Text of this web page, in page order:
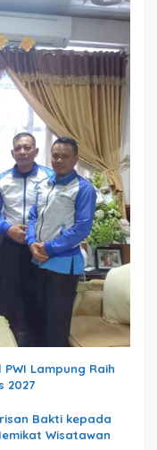
Lampung Raih
2027
Bakti kepada
Wisatawan